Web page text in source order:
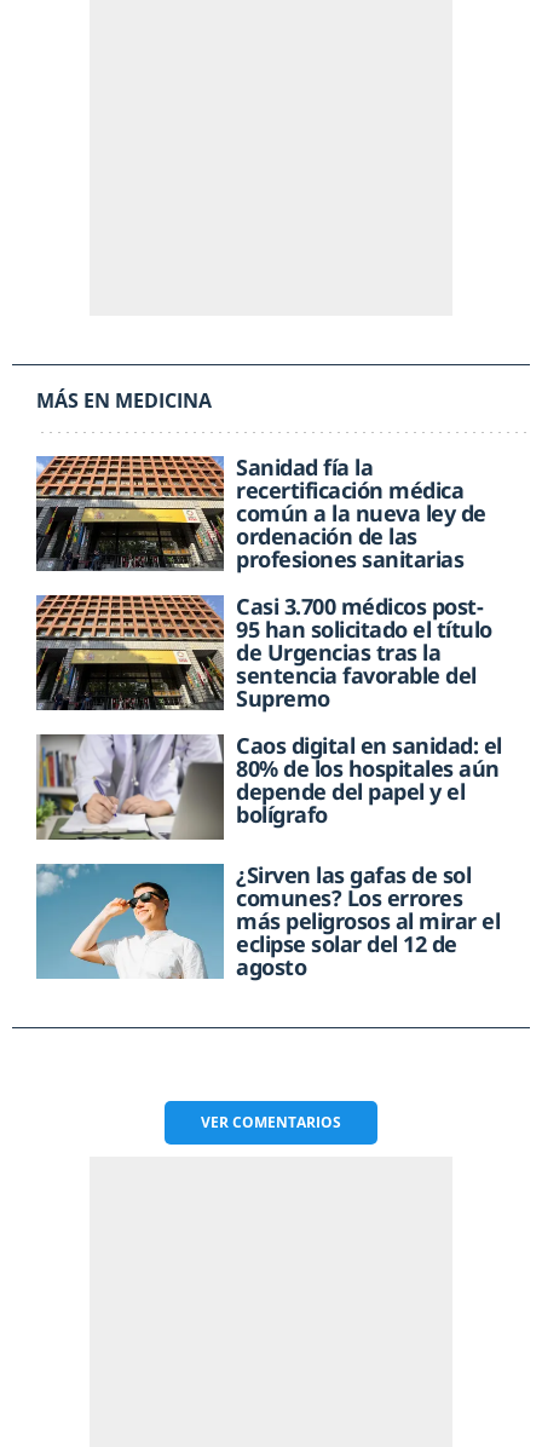
MÁS EN MEDICINA
Sanidad fía la
recertificación médica
común a la nueva ley de
ordenación de las
profesiones sanitarias
Casi 3.700 médicos post-
95 han solicitado el título
de Urgencias tras la
sentencia favorable del
Supremo
Caos digital en sanidad: el
80% de los hospitales aún
depende del papel y el
bolígrafo
¿Sirven las gafas de sol
comunes? Los errores
más peligrosos al mirar el
eclipse solar del 12 de
agosto
VERCOMENTARIOS